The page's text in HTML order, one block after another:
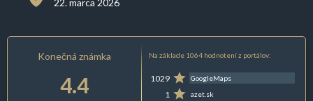
22. marca 2026
Konečná známka
4.4
Na základe 1064 hodnotení z portálov:
1029 GoogleMaps
1 azet.sk